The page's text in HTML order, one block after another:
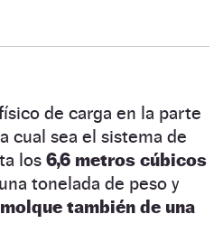
de carga en la parte
cual sea el sistema de
los 6,6 metros cúbicos
tonelada de peso y
también de una